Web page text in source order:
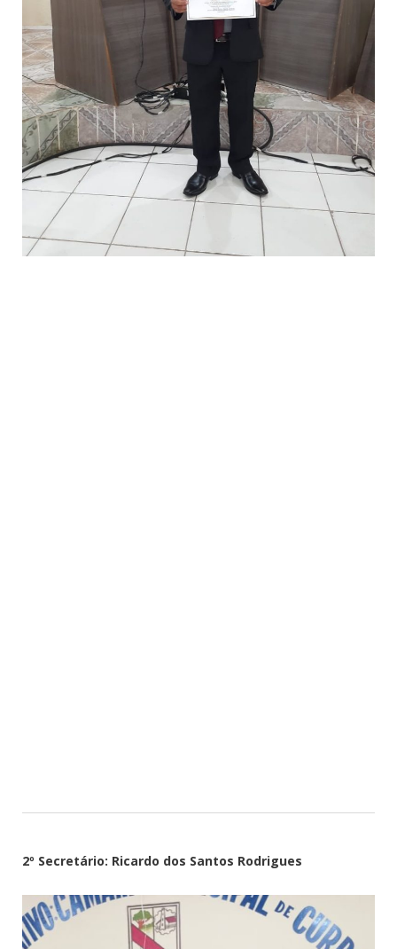
2º Secretário: Ricardo dos Santos Rodrigues